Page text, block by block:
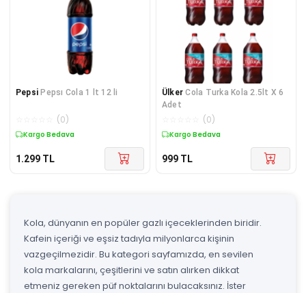
Pepsi Pepsı Cola 1 lt 12 li
(0)
Kargo Bedava
1.299 TL
Ülker Cola Turka Kola 2.5lt X 6
Adet
(0)
Kargo Bedava
999 TL
Kola, dünyanın en popüler gazlı içeceklerinden biridir.
Kafein içeriği ve eşsiz tadıyla milyonlarca kişinin
vazgeçilmezidir. Bu kategori sayfamızda, en sevilen
kola markalarını, çeşitlerini ve satın alırken dikkat
etmeniz gereken püf noktalarını bulacaksınız. İster